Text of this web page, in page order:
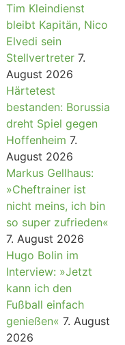
Tim Kleindienst
bleibt Kapitän, Nico
Elvedi sein
Stellvertreter 7.
August 2026
Härtetest
bestanden: Borussia
dreht Spiel gegen
Hoffenheim 7.
August 2026
Markus Gellhaus:
»Cheftrainer ist
nicht meins, ich bin
so super zufrieden«
7. August 2026
Hugo Bolin im
Interview: »Jetzt
kann ich den
Fußball einfach
genießen« 7. August
2026